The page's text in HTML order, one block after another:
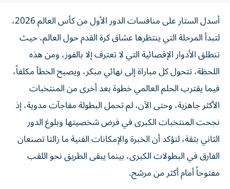
أسدل الستار على منافسات الدور الأول من كأس العالم 2026،
لتبدأ المرحلة التي ينتظرها عشاق كرة القدم حول العالم، حيث
تنطلق الأدوار الإقصائية التي لا تعترف إلا بالفوز، ومن هذه
اللحظة، تتحول كل مباراة إلى نهائي مبكر، ويصبح الخطأ مكلفاً،
فيما يقترب الحلم العالمي خطوة بعد أخرى من المنتخبات
الأكثر جاهزية، وحتى الآن، لم تحمل البطولة مفاجآت مدوية، إذ
نجحت المنتخبات الكبرى في فرض شخصيتها وبلوغ الدور
الثاني بثقة، لتؤكد أن الخبرة والإمكانات الفنية ما زالتا تصنعان
الفارق في البطولات الكبرى، بينما يبقى الطريق نحو اللقب
مفتوحاً أمام أكثر من مرشح.